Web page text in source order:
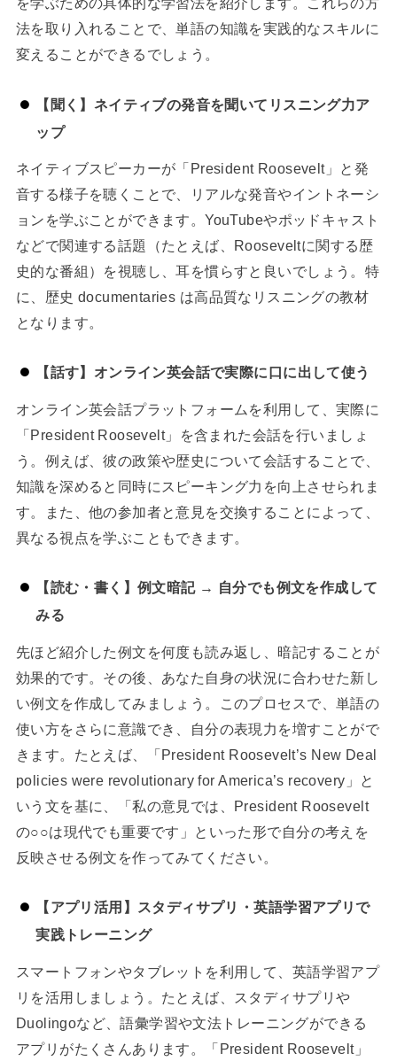
法を取り入れることで、単語の知識を実践的なスキルに
変えることができるでしょう。
【聞く】ネイティブの発音を聞いてリスニング力ア
ップ
ネイティブスピーカーが「President Roosevelt」と発
音する様子を聴くことで、リアルな発音やイントネーシ
ョンを学ぶことができます。YouTubeやポッドキャスト
などで関連する話題（たとえば、Rooseveltに関する歴
史的な番組）を視聴し、耳を慣らすと良いでしょう。特
に、歴史 documentaries は高品質なリスニングの教材
となります。
【話す】オンライン英会話で実際に口に出して使う
オンライン英会話プラットフォームを利用して、実際に
「President Roosevelt」を含まれた会話を行いましょ
う。例えば、彼の政策や歴史について会話することで、
知識を深めると同時にスピーキング力を向上させられま
す。また、他の参加者と意見を交換することによって、
異なる視点を学ぶこともできます。
【読む・書く】例文暗記 → 自分でも例文を作成して
みる
先ほど紹介した例文を何度も読み返し、暗記することが
効果的です。その後、あなた自身の状況に合わせた新し
い例文を作成してみましょう。このプロセスで、単語の
使い方をさらに意識でき、自分の表現力を増すことがで
きます。たとえば、「President Roosevelt’s New Deal
policies were revolutionary for America’s recovery」と
いう文を基に、「私の意見では、President Roosevelt
の○○は現代でも重要です」といった形で自分の考えを
反映させる例文を作ってみてください。
【アプリ活用】スタディサプリ・英語学習アプリで
実践トレーニング
スマートフォンやタブレットを利用して、英語学習アプ
リを活用しましょう。たとえば、スタディサプリや
Duolingoなど、語彙学習や文法トレーニングができる
アプリがたくさんあります。「President Roosevelt」